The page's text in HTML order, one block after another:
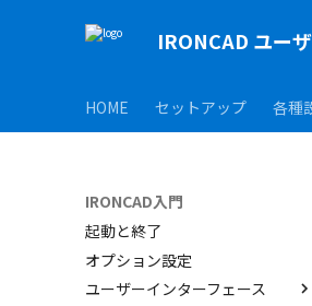
IRONCAD ユー
HOME セットアップ 各種
IRONCAD入門
起動と終了
オプション設定
ユーザーインターフェース